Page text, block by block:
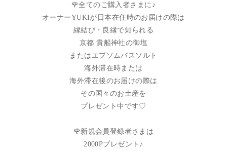
🌹全てのご購入者さまに♪
オーナーYUKIが日本在住時のお届けの際は
縁結び・良縁で知られる
京都 貴船神社の御塩
またはエプソムバスソルト
海外滞在時または
海外滞在後のお届けの際は
その国々のお土産を
プレゼント中です♡
🌹新規会員登録者さまは
2000Pプレゼント♪